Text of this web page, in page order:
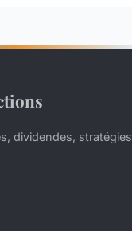
dividendes, stratégies